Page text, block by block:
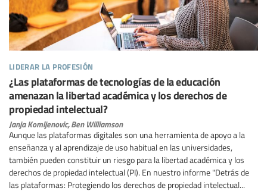
liderar la profesión
¿Las plataformas de tecnologías de la educación
amenazan la libertad académica y los derechos de
propiedad intelectual?
Janja Komljenovic, Ben Williamson
Aunque las plataformas digitales son una herramienta de apoyo a la
enseñanza y al aprendizaje de uso habitual en las universidades,
también pueden constituir un riesgo para la libertad académica y los
derechos de propiedad intelectual (PI). En nuestro informe "Detrás de
las plataformas: Protegiendo los derechos de propiedad intelectual...